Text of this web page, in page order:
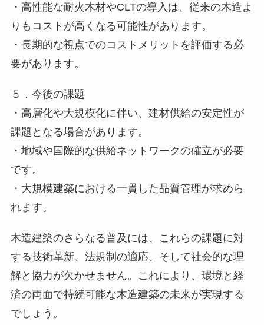
・高性能な耐火木材やCLTの導入は、従来の木造よ
りもコストが高くなる可能性があります。
・長期的な視点でのコストメリットを評価する必
要があります。
５．今後の課題
・高層化や大規模化に伴い、建材供給の安定性が
課題となる場合があります。
・地域や国際的な供給ネットワークの確立が必要
です。
・大規模建築における一貫した品質管理が求めら
れます。
木造建築のさらなる普及には、これらの課題に対
する技術革新、法規制の適応、そして社会的な理
解と協力が欠かせません。これにより、環境と経
済の両面で持続可能な木造建築の未来が実現する
でしょう。